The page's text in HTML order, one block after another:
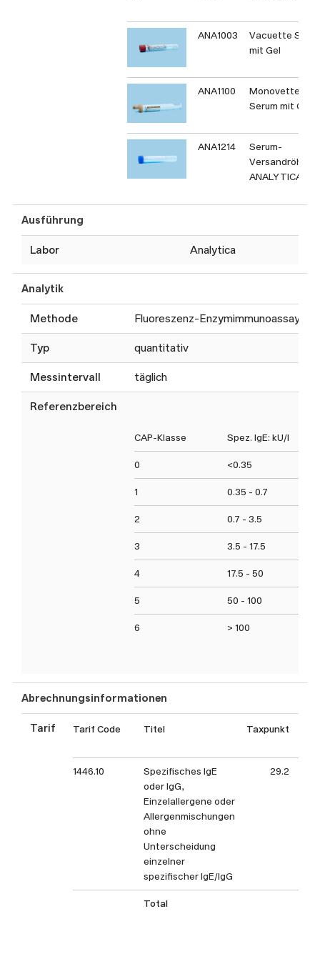
ANA1003
Vacuette
mit Gel
ANA1100
Monovette
Serum mit Gel
ANA1214
Serum-
ANALYTICA
Ausführung
Labor Analytica
Analytik
Methode Fluoreszenz-Enzymimmunoassay
Typ quantitativ
Messintervall täglich
Referenzbereich
CAP-Klasse Spez. IgE: kU/l
0 <0.35
1 0.35 - 0.7
2 0.7 - 3.5
3 3.5 - 17.5
4 17.5 - 50
5 50 - 100
6 > 100
Abrechnungsinformationen
Tarif Tarif Code Titel Taxpunkt
1446.10
Spezifisches IgE
oder IgG,
Einzelallergene oder
Allergenmischungen
ohne
Unterscheidung
einzelner
spezifischer IgE/IgG
29.2
Total